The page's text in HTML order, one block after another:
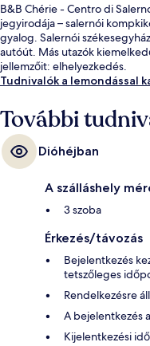
B&B Chérie - Centro di
jegyirodája – salernói
gyalog. Salernói
autóút. Más utazók
jellemzőit: elhelyezkedés.
Tudnivalók a lemondással
További
Dióhéjban
A szálláshely
3 szoba
Érkezés/távozás
Bejelentkezés
tetszőleges
Rendelkezésre
A bejelentkezés
Kijelentkezési